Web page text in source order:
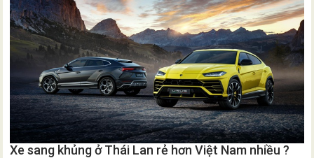
Xe sang khủng ở Thái Lan rẻ hơn Việt Nam nhiều ?